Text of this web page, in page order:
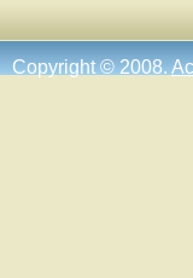
Copyright © 2008.